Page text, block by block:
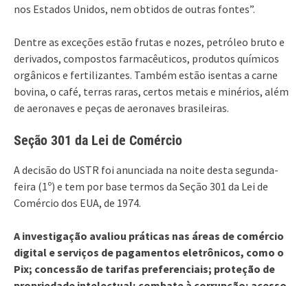
nos Estados Unidos, nem obtidos de outras fontes”.
Dentre as exceções estão frutas e nozes, petróleo bruto e
derivados, compostos farmacêuticos, produtos químicos
orgânicos e fertilizantes. Também estão isentas a carne
bovina, o café, terras raras, certos metais e minérios, além
de aeronaves e peças de aeronaves brasileiras.
Seção 301 da Lei de Comércio
A decisão do USTR foi anunciada na noite desta segunda-
feira (1º) e tem por base termos da Seção 301 da Lei de
Comércio dos EUA, de 1974.
A investigação avaliou práticas nas áreas de comércio
digital e serviços de pagamentos eletrônicos, como o
Pix; concessão de tarifas preferenciais; proteção de